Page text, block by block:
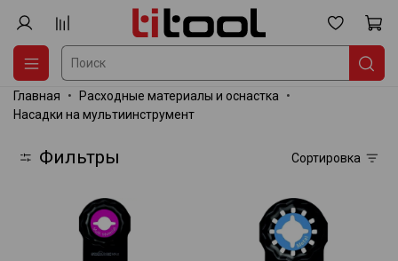
Главная
Расходные материалы и оснастка
Насадки на мультиинструмент
Фильтры Сортировка